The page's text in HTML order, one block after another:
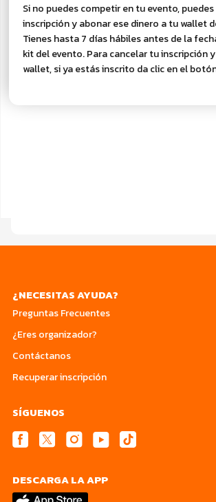
Si no puedes competir en tu evento,
inscripción y abonar ese dinero a tu wallet
Tienes hasta 7 días hábiles antes de la
kit del evento. Para cancelar tu inscripción
wallet, si ya estás inscrito da clic en el
¿NECESITAS AYUDA?
Preguntas Frecuentes
¿Eres organizador?
Contáctanos
Recuperar inscripción
SÍGUENOS
DESCARGA LA APP